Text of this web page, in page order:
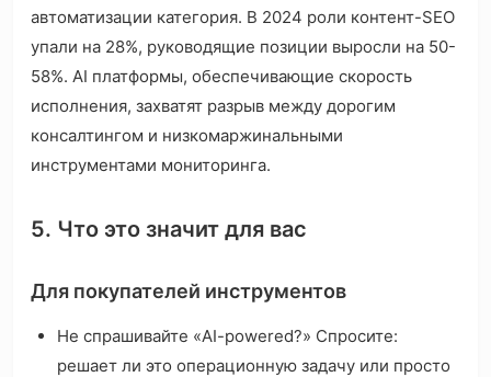
автоматизации категория. В 2024 роли контент-SEO
упали на 28%, руководящие позиции выросли на 50-
58%. AI платформы, обеспечивающие скорость
исполнения, захватят разрыв между дорогим
консалтингом и низкомаржинальными
инструментами мониторинга.
5. Что это значит для вас
Для покупателей инструментов
Не спрашивайте «AI-powered?» Спросите:
решает ли это операционную задачу или просто